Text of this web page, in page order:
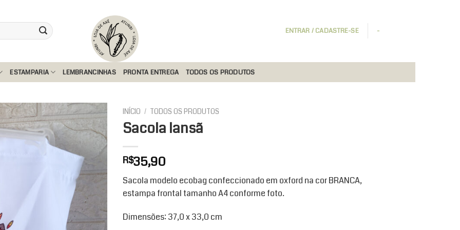
ENTRAR / CADASTRE-SE -
ESTAMPARIA LEMBRANCINHAS PRONTA ENTREGA TODOS OS PRODUTOS
Add to
wishlist
INÍCIO / TODOS OS PRODUTOS
Sacola Iansã
R$35,90
Sacola modelo ecobag confeccionado em oxford na cor BRANCA,
estampa frontal tamanho A4 conforme foto.
Dimensões: 37,0 x 33,0 cm